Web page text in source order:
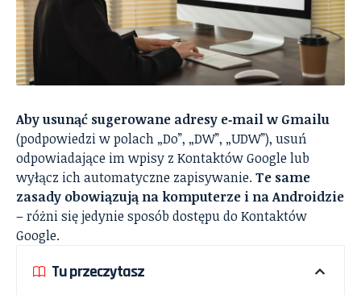
Aby usunąć sugerowane adresy e‑mail w Gmailu
(podpowiedzi w polach „Do”, „DW”, „UDW”), usuń
odpowiadające im wpisy z Kontaktów Google lub
wyłącz ich automatyczne zapisywanie.Te same
zasady obowiązują na komputerze i na Androidzie
– różni się jedynie sposób dostępu do Kontaktów
Google.
Tu przeczytasz